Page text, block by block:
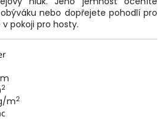
nebo dopřejete pohodlí pro
pokoji pro hosty.
2
m2